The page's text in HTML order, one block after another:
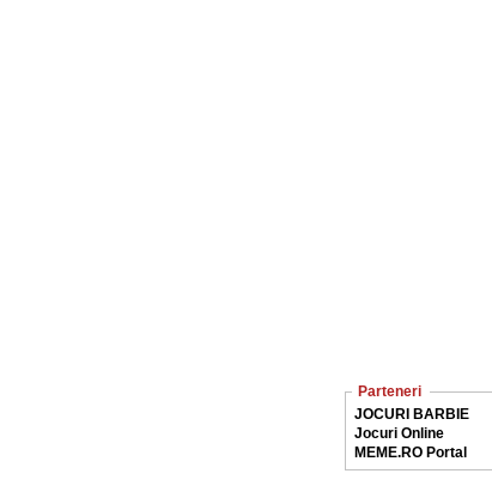
Parteneri
JOCURI BARBIE
Jocuri Online
MEME.RO Portal